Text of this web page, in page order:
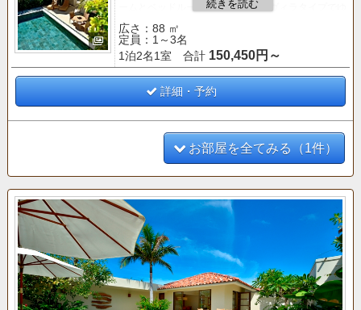
ームとベッドルームを2棟に分けたヴィラタイプでゆ
ったりとお過ごしいただけます。
【クラブサービス
■「バー＆ラウンジ」 利用■
○ティータイム（14:00～16:00）
○アペリティフタイム（17:00～19:00）
広さ：88 ㎡
定員：1～3名
1泊2名1室 合計 150,450円～
詳細・予約
お部屋を全てみる（1件）